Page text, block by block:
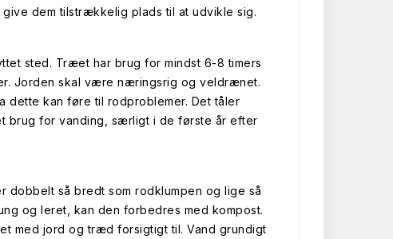
dem tilstrækkelig plads til at udvikle sig.
sted. Træet har brug for mindst 6-8 timers
Jorden skal være næringsrig og veldrænet.
kan føre til rodproblemer. Det tåler
brug for vanding, særligt i de første år efter
dobbelt så bredt som rodklumpen og lige så
og leret, kan den forbedres med kompost.
med jord og træd forsigtigt til. Vand grundigt